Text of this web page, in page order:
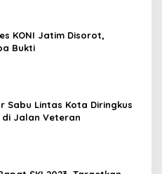
KONI Jatim Disorot,
Bukti
Sabu Lintas Kota Diringkus
di Jalan Veteran